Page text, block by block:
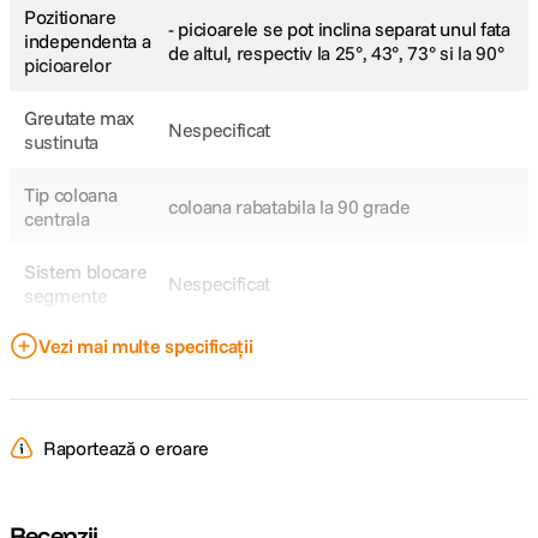
Pozitionare
independenta a
picioarelor
- picioarele se pot inclina separat unul fata
de altul, respectiv la 25°, 43°, 73° si la 90°
Greutate max
sustinuta
Nespecificat
Tip coloana
centrala
coloana rabatabila la 90 grade
Sistem blocare
segmente
Nespecificat
Sectiuni coloana Nespecificat
contragreutati
Vezi mai multe specificații
Raportează o eroare